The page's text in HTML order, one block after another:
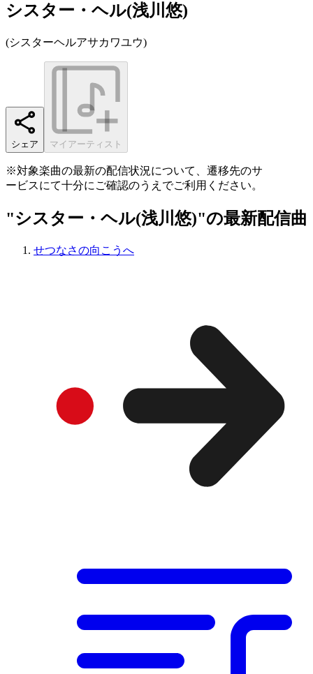
シスター・ヘル(浅川悠)
(シスターヘルアサカワユウ)
シェア マイアーティスト
※対象楽曲の最新の配信状況について、遷移先のサ
ービスにて十分にご確認のうえでご利用ください。
"シスター・ヘル(浅川悠)"の最新配信曲
せつなさの向こうへ